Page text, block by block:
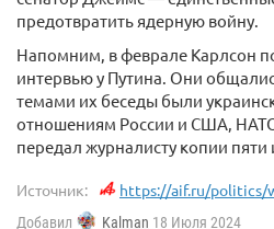
предотвратить ядерную войну.
Напомним, в феврале Карлсон
интервью у Путина. Они
темами их беседы были
отношениям России и США,
передал журналисту копии
Источник: https://aif.ru/politics/
Добавил Kalman 18 Июля 2024